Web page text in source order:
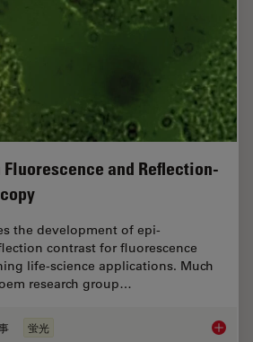
and Reflection-
the development of epi-
contrast for fluorescence
life-science applications. Much
research group…
蛍光 Epi-